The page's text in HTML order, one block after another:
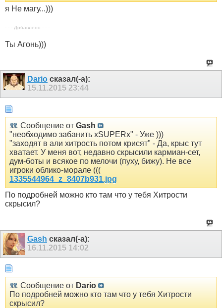
я Не магу...)))
- - - Добавлено - - -
Ты Агонь)))
Dario сказал(-а):
15.11.2015 23:44
Сообщение от Gash
"необходимо забанить xSUPERx" - Уже )))
"заходят в али хитрость потом крисят" - Да, крыс тут
хватает. У меня вот, недавно скрысили кармиан-сет,
дум-боты и всякое по мелочи (пуху, бижу). Не все
игроки облико-морале (((
1335544964_z_8407b931.jpg
По подробней можно кто там что у тебя Хитрости
скрысил?
Gash сказал(-а):
16.11.2015 14:02
Сообщение от Dario
По подробней можно кто там что у тебя Хитрости
скрысил?